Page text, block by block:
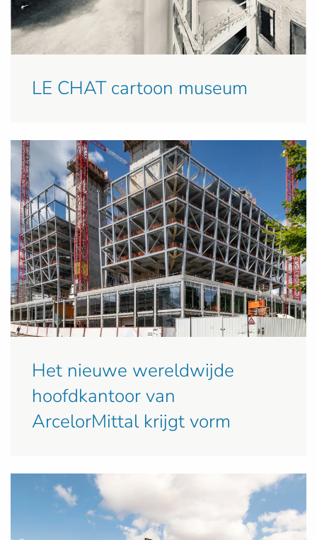
LE CHAT cartoon museum
Het nieuwe wereldwijde
hoofdkantoor van
ArcelorMittal krijgt vorm